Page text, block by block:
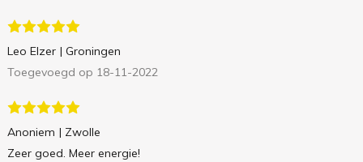
Leo Elzer | Groningen
Toegevoegd op 18-11-2022
Anoniem | Zwolle
Zeer goed. Meer energie!